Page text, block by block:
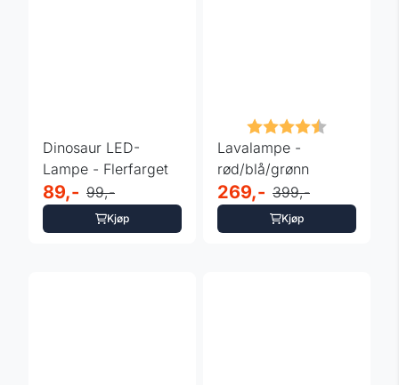
Dinosaur LED-
Lampe - Flerfarget
89,- 99,-
Kjøp
Karakter:
Lavalampe -
rød/blå/grønn
269,- 399,-
Kjøp